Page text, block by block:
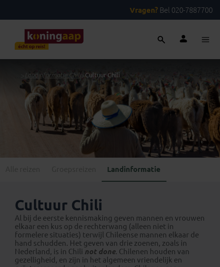
Vragen? Bel 020-7887700
Landinformatie Chili>Cultuur Chili
Landinformatie
Cultuur Chili
Al bij de eerste kennismaking geven mannen en vrouwen
elkaar een kus op de rechterwang (alleen niet in
formelere situaties) terwijl Chileense mannen elkaar de
hand schudden. Het geven van drie zoenen, zoals in
Nederland, is in Chili not done. Chilenen houden van
gezelligheid, en zijn in het algemeen vriendelijk en